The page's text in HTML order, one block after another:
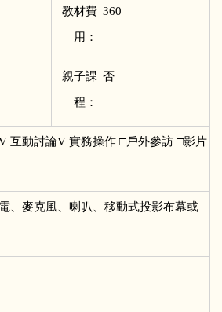
教材費
用：
360
親子課
程：
否
互動討論V 實務操作 □戶外參訪 □影片
、麥克風、喇叭、移動式投影布幕或